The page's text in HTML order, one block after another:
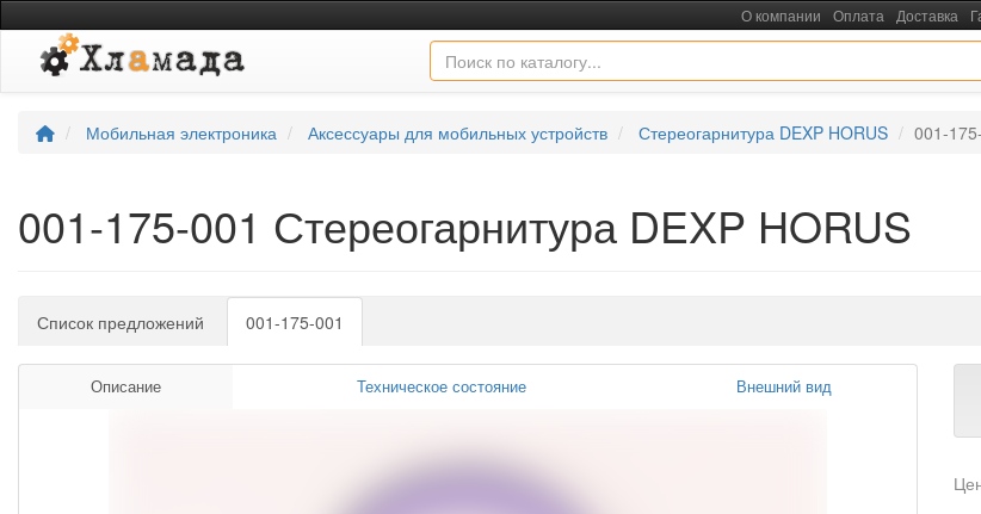
О компании Оплата Доставка
Мобильная электроника Аксессуары для мобильных устройств Стереогарнитура DEXP HORUS 001-
001-175-001 Стереогарнитура DEXP HORUS
Список предложений 001-175-001
Описание Техническое состояние Внешний вид